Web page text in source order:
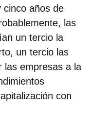
cinco años de
las
un tercio la
un tercio las
las empresas a la
con